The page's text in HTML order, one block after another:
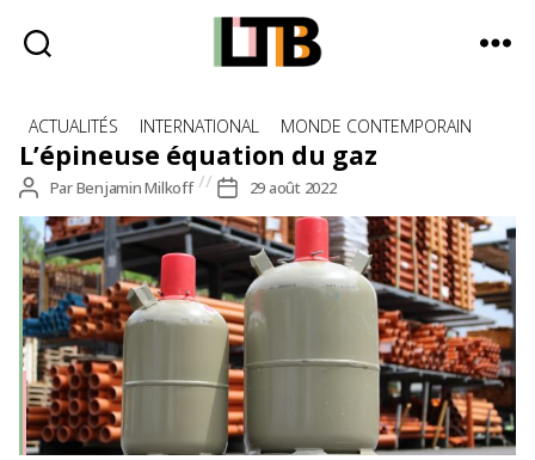
Tote
Bag
-
Média
d'information
quotidienne
Catégories
ACTUALITÉS INTERNATIONAL MONDE CONTEMPORAIN
L’épineuse équation du gaz
Auteur
de
l’article
ParBenjamin Milkoff
Date
de
l’article
29 août 2022